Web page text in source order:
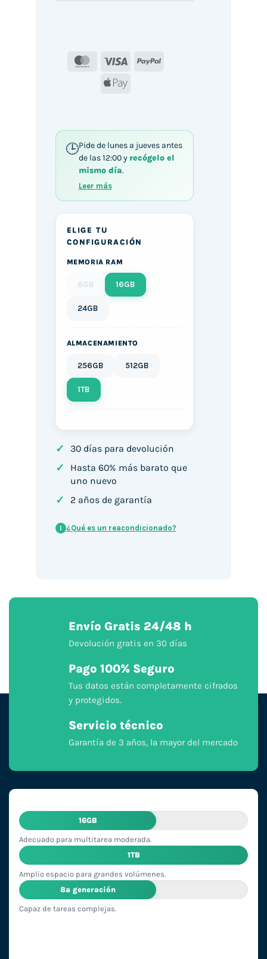
MasterCard
Visa
PayPal
Apple
Pide de lunes a jueves antes
de las 12:00 y recógelo el
mismo día.
Leer más
ELIGE TU
CONFIGURACIÓN
MEMORIA RAM
8GB 16GB
24GB
ALMACENAMIENTO
256GB 512GB
1TB
✓ 30 días para devolución
✓
Hasta 60% más barato que
uno nuevo
✓ 2 años de garantía
i ¿Qué es un reacondicionado?
Envío Gratis 24/48 h
Devolución gratis en 30 días
Pago 100% Seguro
Tus datos están completamente cifrados
y protegidos.
Servicio técnico
Garantía de 3 años, la mayor del mercado
16GB
Adecuado para multitarea moderada.
1TB
Amplio espacio para grandes volúmenes.
8ª generación
Capaz de tareas complejas.